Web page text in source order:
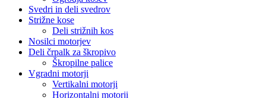
Svedri in deli svedrov
Strižne kose
Deli strižnih kos
Nosilci motorjev
Deli črpalk za škropivo
Škropilne palice
Vgradni motorji
Vertikalni motorji
Horizontalni motorji